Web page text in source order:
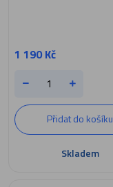
1 190 Kč
Přidat do košíku
Skladem